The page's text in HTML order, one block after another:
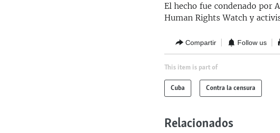
El hecho fue condenado por
Human Rights Watch y
Compartir Follow us
This item is part of
Cuba Contra la censura
Relacionados